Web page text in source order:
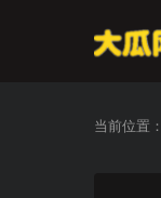
当前位置：